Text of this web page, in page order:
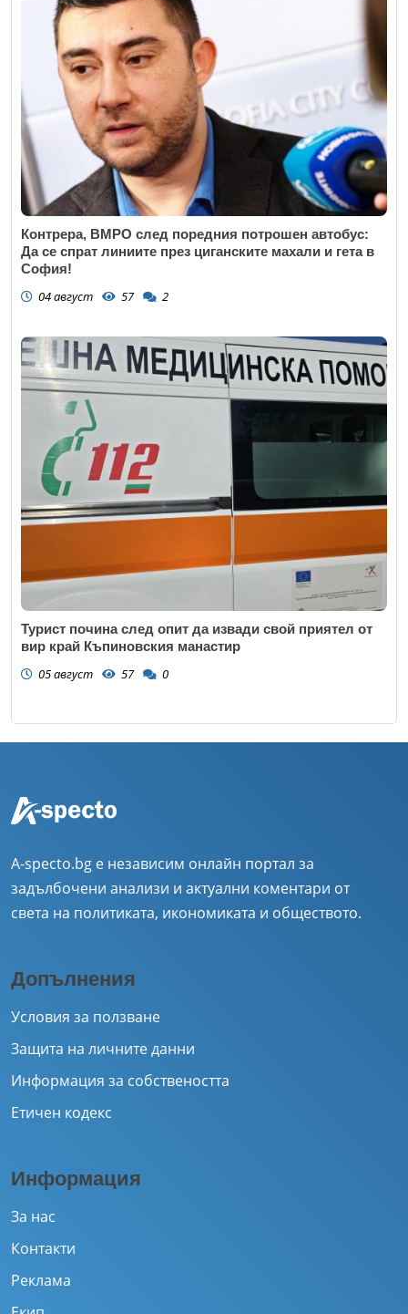
Контрера, ВМРО след поредния потрошен автобус:
Да се спрат линиите през циганските махали и гета в
София!
04 август 57 2
Турист почина след опит да извади свой приятел от
вир край Къпиновския манастир
05 август 57 0
A-specto.bg е независим онлайн портал за
задълбочени анализи и актуални коментари от
света на политиката, икономиката и обществото.
Допълнения
Условия за ползване
Защита на личните данни
Информация за собствеността
Етичен кодекс
Информация
За нас
Контакти
Реклама